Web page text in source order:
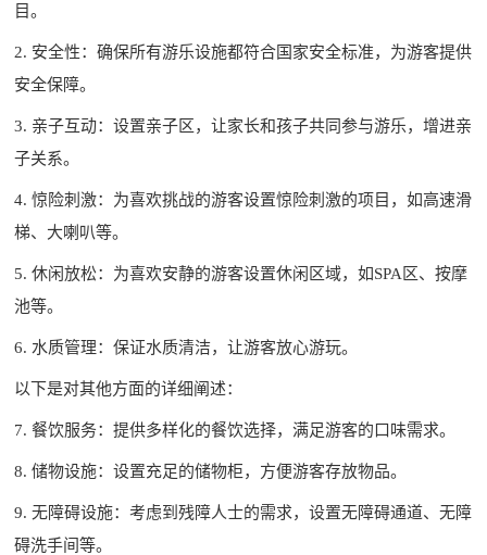
目。
2. 安全性：确保所有游乐设施都符合国家安全标准，为游客提供
安全保障。
3. 亲子互动：设置亲子区，让家长和孩子共同参与游乐，增进亲
子关系。
4. 惊险刺激：为喜欢挑战的游客设置惊险刺激的项目，如高速滑
梯、大喇叭等。
5. 休闲放松：为喜欢安静的游客设置休闲区域，如SPA区、按摩
池等。
6. 水质管理：保证水质清洁，让游客放心游玩。
以下是对其他方面的详细阐述：
7. 餐饮服务：提供多样化的餐饮选择，满足游客的口味需求。
8. 储物设施：设置充足的储物柜，方便游客存放物品。
9. 无障碍设施：考虑到残障人士的需求，设置无障碍通道、无障
碍洗手间等。